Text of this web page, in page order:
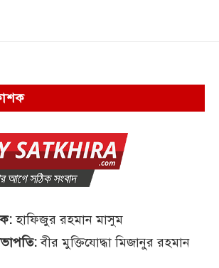
হাফিজুর রহমান মাসুম
বীর মুক্তিযোদ্ধা মিজানুর রহমান